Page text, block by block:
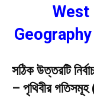
West
সঠিক উত্তরটি
– পৃথিবীর